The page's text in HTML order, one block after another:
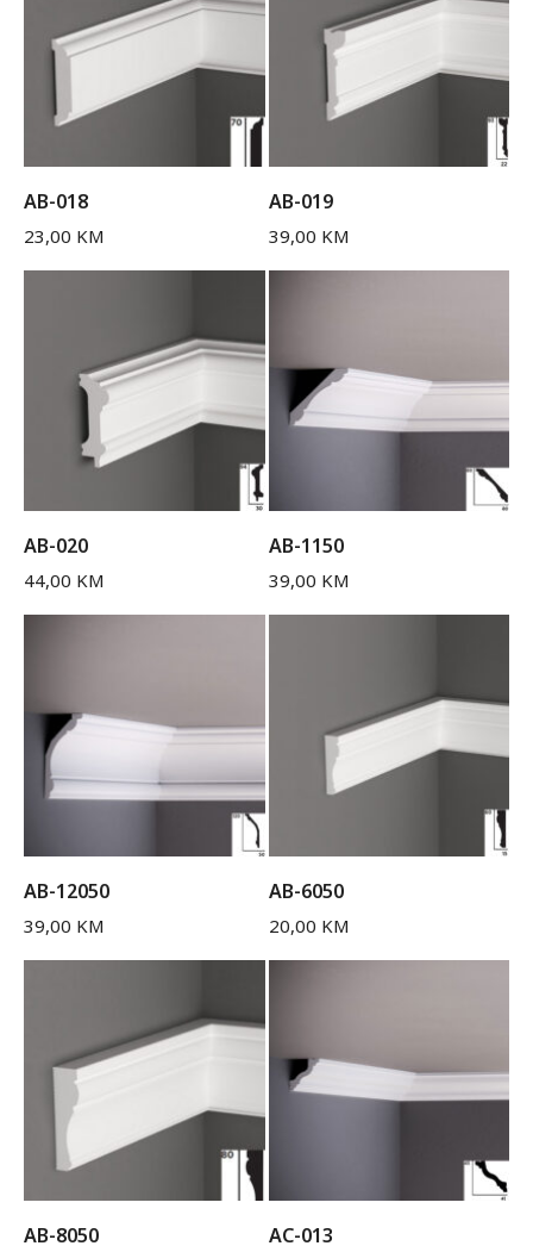
AB-018
23,00 KM
AB-019
39,00 KM
AB-020
44,00 KM
AB-1150
39,00 KM
AB-12050
39,00 KM
AB-6050
20,00 KM
AB-8050 AC-013